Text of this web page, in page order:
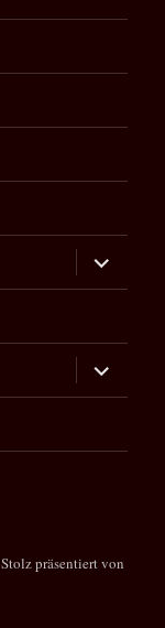
öffnen
öffnen
Stolz präsentiert von